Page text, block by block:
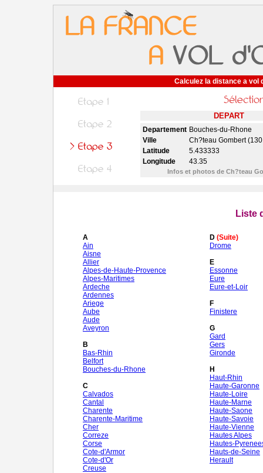
Calculez la distance a vol
DEPART
Departement Bouches-du-Rhone
Ville
Ch?teau Gombert
Latitude
5.433333
Longitude
43.35
Infos et photos de Ch?teau
Liste
A
Ain
Aisne
Allier
Alpes-de-Haute-Provence
Alpes-Maritimes
Ardeche
Ardennes
Ariege
Aube
Aude
Aveyron
B
Bas-Rhin
Belfort
Bouches-du-Rhone
C
Calvados
Cantal
Charente
Charente-Maritime
Cher
Correze
Corse
Cote-d'Armor
Cote-d'Or
Creuse
D (Suite)
Drome
E
Essonne
Eure
Eure-et-Loir
F
Finistere
G
Gard
Gers
Gironde
H
Haut-Rhin
Haute-Garonne
Haute-Loire
Haute-Marne
Haute-Saone
Haute-Savoie
Haute-Vienne
Hautes Alpes
Hautes-
Hauts-de-Seine
Herault